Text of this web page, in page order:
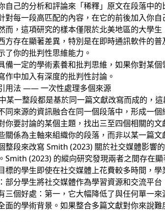
自己的分析和評論來「稀釋」原文在段落中的
對每一段高匹配的內容，在它的前後加入你
而，這項研究的樣本僅限於北美地區的大學
方存在顯著差異，特別是在即時通訊軟件的
了你的批判性思維能力。
備一定的學術素養和批判思維，如果你對某
作中加入有深度的批判性討論。
用法 —— 一次性處理多個來源
某一整段都是基於同一篇文獻改寫而成的，
同來源的資訊融合在同一個段落中，形成一個
你要討論的某個主題，找出三至四個相關的
關係為主軸來組織你的段落，而非以某一篇文
整段來改寫 Smith (2023) 關於社交媒體影響
Smith (2023) 的縱向研究發現兩者之間存在
的學生即使在社交媒體上花費較多時間，學
部分學生將社交媒體作為學習資源和交流平台
三個好處：第一，它大幅降低了與任何單一
面的學術背景。如果整合多篇文獻對你來說難